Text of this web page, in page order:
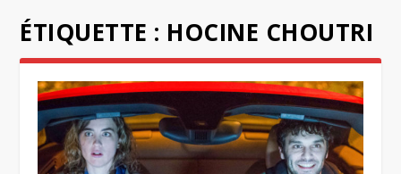
ÉTIQUETTE : HOCINE CHOUTRI